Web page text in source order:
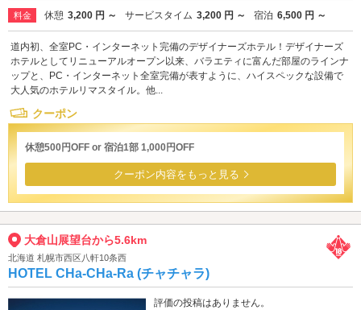
料金 休憩 3,200 円 ～ サービスタイム 3,200 円 ～ 宿泊 6,500 円 ～
道内初、全室PC・インターネット完備のデザイナーズホテル！デザイナーズ
ホテルとしてリニューアルオープン以来、バラエティに富んだ部屋のラインナ
ップと、PC・インターネット全室完備が表すように、ハイスペックな設備で
大人気のホテルリマスタイル。他...
クーポン
休憩500円OFF or 宿泊1部 1,000円OFF
クーポン内容をもっと見る
大倉山展望台から5.6km
北海道 札幌市西区八軒10条西
HOTEL CHa-CHa-Ra (チャチャラ)
評価の投稿はありません。